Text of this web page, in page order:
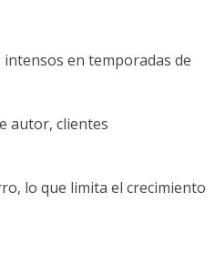
intensos en temporadas de
autor, clientes
lo que limita el crecimiento